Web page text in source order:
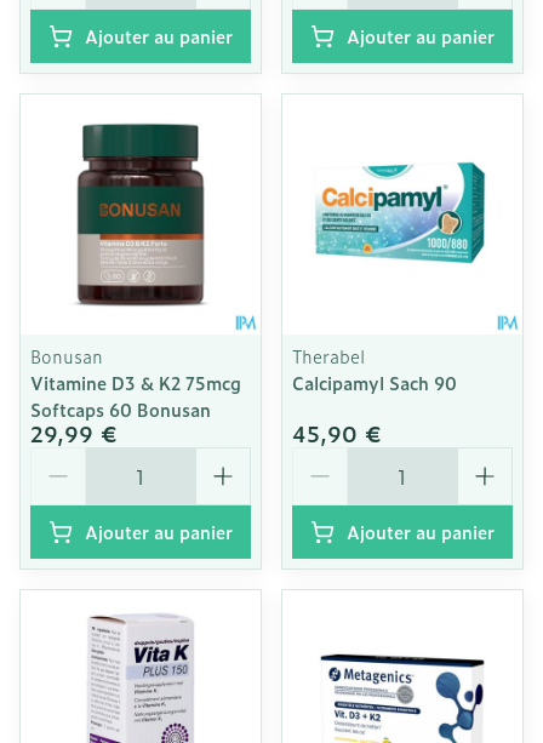
Ajouter au panier Ajouter au panier
Bonusan
Vitamine D3 & K2 75mcg
Softcaps 60 Bonusan
29,99 €
Ajouter au panier
Therabel
Calcipamyl Sach 90
45,90 €
Ajouter au panier